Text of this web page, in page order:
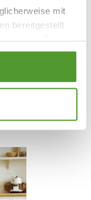
mit
bereitgestellt
und
Zellen. Zudem
zu
zu fördern.
zu erreichen.